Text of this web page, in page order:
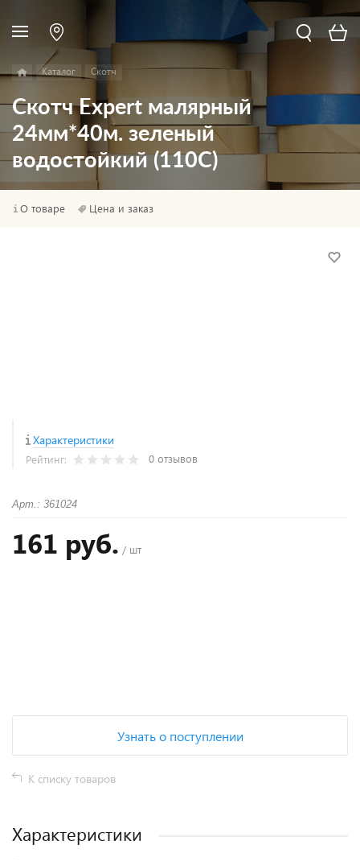
Каталог Скотч
Скотч Expert малярный
24мм*40м. зеленый
водостойкий (110С)
О товаре Цена и заказ
Характеристики
Рейтинг: 0 отзывов
Арт.: 361024
161 руб. / шт
Узнать о поступлении
К списку товаров
Характеристики